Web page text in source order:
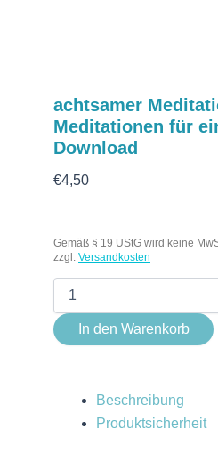
achtsamer
Meditationen für
Download
€4,50
Gemäß § 19 UStG wird keine
zzgl. Versandkosten
In den Warenkorb
Beschreibung
Produktsicherheit